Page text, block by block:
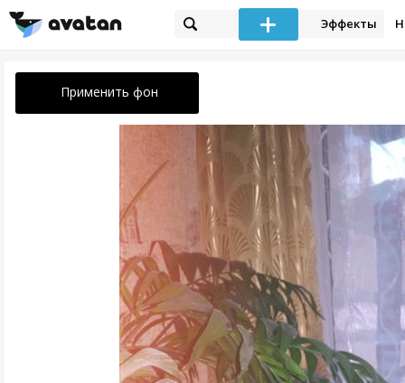
Эффекты
Применить фон